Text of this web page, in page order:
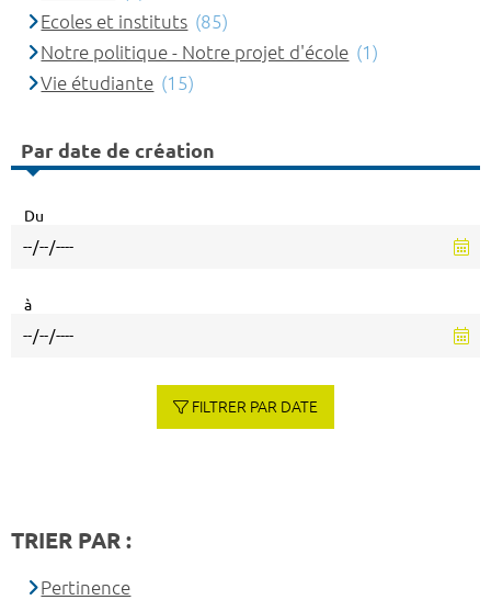
Ecoles et instituts (85)
Notre politique - Notre projet d'école (1)
Vie étudiante (15)
Par date de création
Du
à
FILTRER PAR DATE
TRIER PAR :
Pertinence